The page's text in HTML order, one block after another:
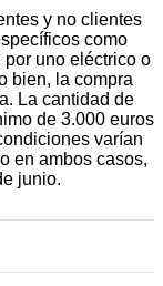
y no clientes
como
uno eléctrico o
bien, la compra
La cantidad de
de 3.000 euros
varían
en ambos casos,
junio.